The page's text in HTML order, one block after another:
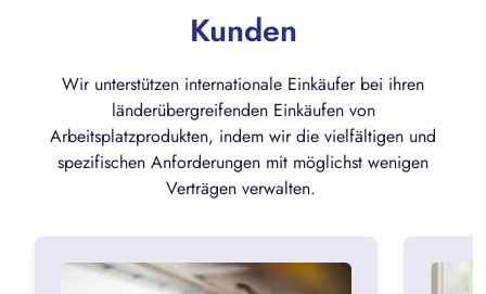
Kunden
Wir unterstützen internationale Einkäufer bei ihren
länderübergreifenden Einkäufen von
Arbeitsplatzprodukten, indem wir die vielfältigen und
spezifischen Anforderungen mit möglichst wenigen
Verträgen verwalten.
Zentraler Ansprechpartner